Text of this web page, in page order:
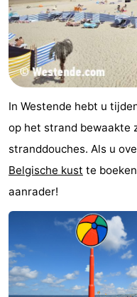
In Westende hebt u
op het strand bewaakte
stranddouches. Als u
Belgische kust te
aanrader!